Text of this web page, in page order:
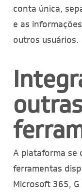
conta única,
e as
outros usuários.
outras
A plataforma se
ferramentas
Microsoft 365,